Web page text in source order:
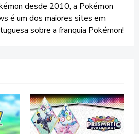
desde 2010, a Pokémon
é um dos maiores sites em
sobre a franquia Pokémon!